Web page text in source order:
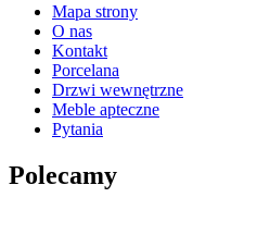
Mapa strony
O nas
Kontakt
Porcelana
Drzwi wewnętrzne
Meble apteczne
Pytania
Polecamy